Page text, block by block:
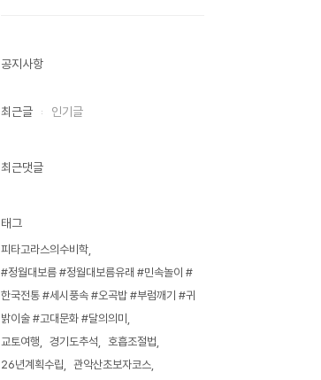
공지사항
최근글 인기글
최근댓글
태그
피타고라스의수비학
#정월대보름 #정월대보름유래 #민속놀이 #
한국전통 #세시풍속 #오곡밥 #부럼깨기 #귀
밝이술 #고대문화 #달의의미
교토여행
경기도추석
호흡조절법
26년계획수립
관악산초보자코스